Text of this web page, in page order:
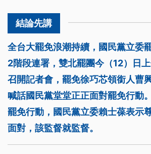
全台大罷免浪潮持續，國民黨立委
2階段連署，雙北罷團今（12）日
召開記者會，罷免徐巧芯領銜人曹
喊話國民黨堂堂正正面對罷免行動
罷免行動，國民黨立委賴士葆表示
面對，該監督就監督。